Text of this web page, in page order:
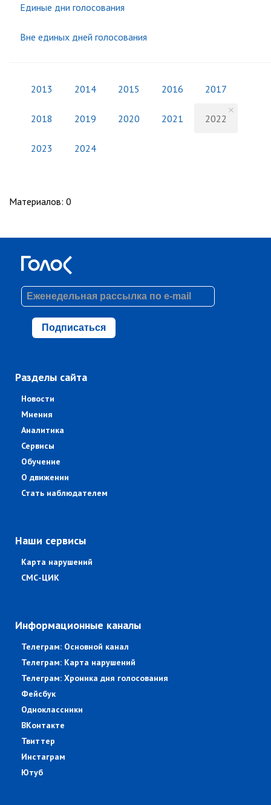
Единые дни голосования
Вне единых дней голосования
2013 2014 2015 2016 2017
2018 2019 2020 2021 2022
2023 2024
Материалов: 0
Подписаться
Разделы сайта
Новости
Мнения
Аналитика
Сервисы
Обучение
О движении
Стать наблюдателем
Наши сервисы
Карта нарушений
СМС-ЦИК
Информационные каналы
Телеграм: Основной канал
Телеграм: Карта нарушений
Телеграм: Хроника дня голосования
Фейсбук
Одноклассники
ВКонтакте
Твиттер
Инстаграм
Ютуб